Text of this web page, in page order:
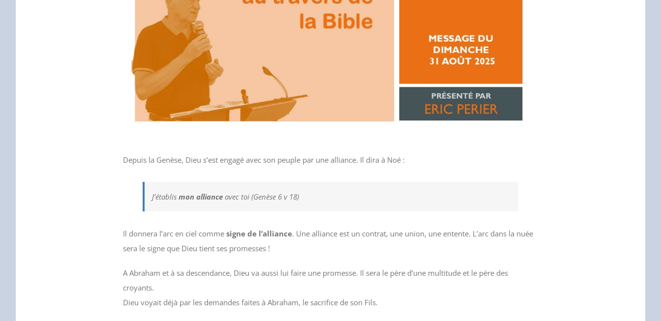
Depuis la Genèse, Dieu s’est engagé avec son peuple par une alliance. Il dira à Noé :
J’établis mon allianceavec toi (Genèse 6 v 18)
Il donnera l’arc en ciel comme signe de l’alliance. Une alliance est un contrat, une union, une entente. L’arc dans la nuée
sera le signe que Dieu tient ses promesses !
A Abraham et à sa descendance, Dieu va aussi lui faire une promesse. Il sera le père d’une multitude et le père des
croyants.
Dieu voyait déjà par les demandes faites à Abraham, le sacrifice de son Fils.